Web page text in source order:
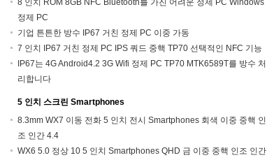
8 인치 ROM 8GB NFC Bluetooth를 가진 어려운 정제 PC Windows
정제 PC
기업 튼튼한 방수 IP67 거친 정제 PC 이중 가동
7 인치 IP67 거친 정제 PC IPS 쿼드 중핵 TP70 선택적인 NFC 기능
IP67는 4G Android4.2 3G Wifi 정제 PC TP70 MTK6589T를 방수 처
리합니다
5 인치 스크린 Smartphones
8.3mm WX7 이동 전화 5 인치 전시 Smartphones 회색 이중 중핵 인
조 인간 4.4
WX6 5.0 정상 10 5 인치 Smartphones QHD 금 이중 중핵 인조 인간